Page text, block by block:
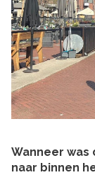
Wanneer
naar binnen